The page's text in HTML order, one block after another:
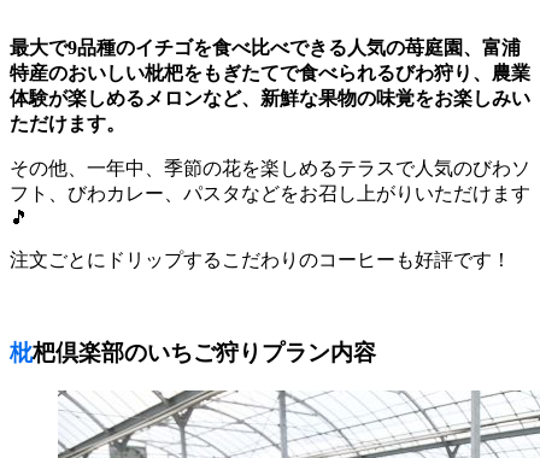
最大で9品種のイチゴを食べ比べできる人気の苺庭園、富浦
特産のおいしい枇杷をもぎたてで食べられるびわ狩り、農業
体験が楽しめるメロンなど、新鮮な果物の味覚をお楽しみい
ただけます。
その他、一年中、季節の花を楽しめるテラスで人気のびわソ
フト、びわカレー、パスタなどをお召し上がりいただけます
🎵
注文ごとにドリップするこだわりのコーヒーも好評です！
枇杷倶楽部のいちご狩りプラン内容